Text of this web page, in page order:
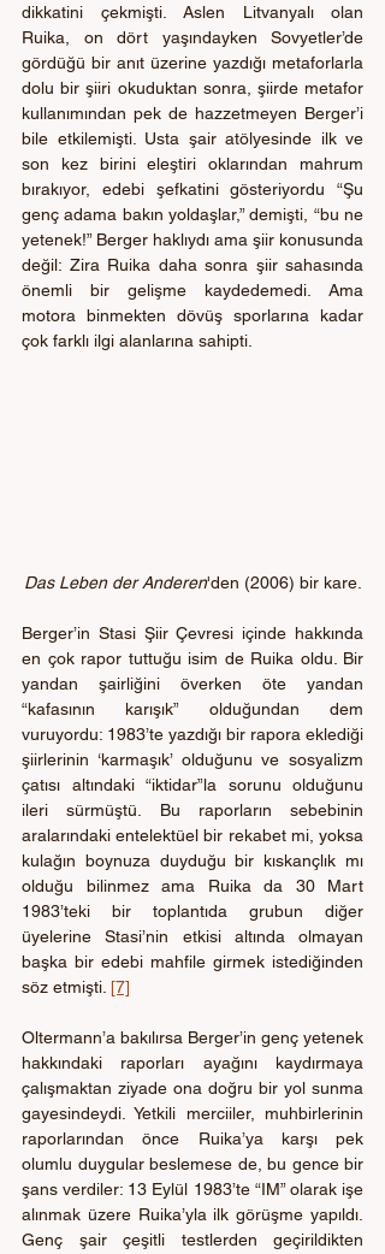
dikkatini çekmişti. Aslen Litvanyalı olan
Ruika, on dört yaşındayken Sovyetler’de
gördüğü bir anıt üzerine yazdığı metaforlarla
dolu bir şiiri okuduktan sonra, şiirde metafor
kullanımından pek de hazzetmeyen Berger’i
bile etkilemişti. Usta şair atölyesinde ilk ve
son kez birini eleştiri oklarından mahrum
bırakıyor, edebi şefkatini gösteriyordu “Şu
genç adama bakın yoldaşlar,” demişti, “bu ne
yetenek!” Berger haklıydı ama şiir konusunda
değil: Zira Ruika daha sonra şiir sahasında
önemli bir gelişme kaydedemedi. Ama
motora binmekten dövüş sporlarına kadar
çok farklı ilgi alanlarına sahipti.
Das Leben der Anderen'den (2006) bir kare.
Berger’in Stasi Şiir Çevresi içinde hakkında
en çok rapor tuttuğu isim de Ruika oldu. Bir
yandan şairliğini överken öte yandan
“kafasının karışık” olduğundan dem
vuruyordu: 1983’te yazdığı bir rapora eklediği
şiirlerinin ‘karmaşık’ olduğunu ve sosyalizm
çatısı altındaki “iktidar”la sorunu olduğunu
ileri sürmüştü. Bu raporların sebebinin
aralarındaki entelektüel bir rekabet mi, yoksa
kulağın boynuza duyduğu bir kıskançlık mı
olduğu bilinmez ama Ruika da 30 Mart
1983’teki bir toplantıda grubun diğer
üyelerine Stasi’nin etkisi altında olmayan
başka bir edebi mahfile girmek istediğinden
söz etmişti. [7]
Oltermann’a bakılırsa Berger’in genç yetenek
hakkındaki raporları ayağını kaydırmaya
çalışmaktan ziyade ona doğru bir yol sunma
gayesindeydi. Yetkili merciiler, muhbirlerinin
raporlarından önce Ruika’ya karşı pek
olumlu duygular beslemese de, bu gence bir
şans verdiler: 13 Eylül 1983’te “IM” olarak işe
alınmak üzere Ruika’yla ilk görüşme yapıldı.
Genç şair çeşitli testlerden geçirildikten